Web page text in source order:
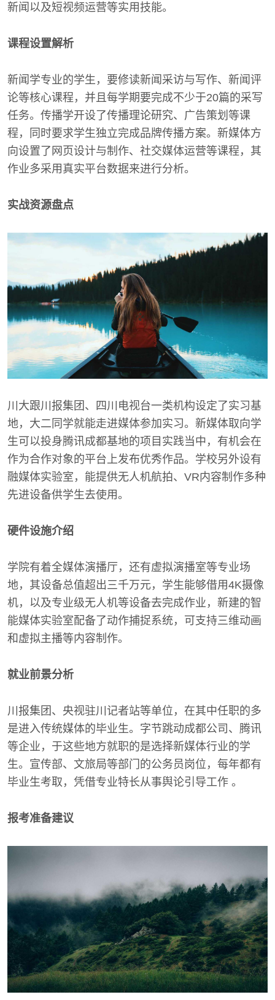
新闻以及短视频运营等实用技能。
课程设置解析
新闻学专业的学生，要修读新闻采访与写作、新闻评
论等核心课程，并且每学期要完成不少于20篇的采写
任务。传播学开设了传播理论研究、广告策划等课
程，同时要求学生独立完成品牌传播方案。新媒体方
向设置了网页设计与制作、社交媒体运营等课程，其
作业多采用真实平台数据来进行分析。
实战资源盘点
川大跟川报集团、四川电视台一类机构设定了实习基
地，大二同学就能走进媒体参加实习。新媒体取向学
生可以投身腾讯成都基地的项目实践当中，有机会在
作为合作对象的平台上发布优秀作品。学校另外设有
融媒体实验室，能提供无人机航拍、VR内容制作多种
先进设备供学生去使用。
硬件设施介绍
学院有着全媒体演播厅，还有虚拟演播室等专业场
地，其设备总值超出三千万元，学生能够借用4K摄像
机，以及专业级无人机等设备去完成作业，新建的智
能媒体实验室配备了动作捕捉系统，可支持三维动画
和虚拟主播等内容制作。
就业前景分析
川报集团、央视驻川记者站等单位，在其中任职的多
是进入传统媒体的毕业生。字节跳动成都公司、腾讯
等企业，于这些地方就职的是选择新媒体行业的学
生。宣传部、文旅局等部门的公务员岗位，每年都有
毕业生考取，凭借专业特长从事舆论引导工作 。
报考准备建议